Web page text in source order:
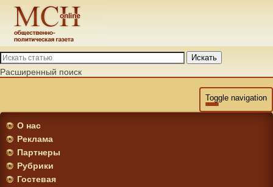
Искать
Расширенный поиск
Toggle navigation
О нас
Реклама
Партнеры
Рубрики
Гостевая